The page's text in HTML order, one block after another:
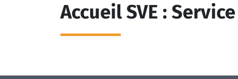
Accueil SVE :